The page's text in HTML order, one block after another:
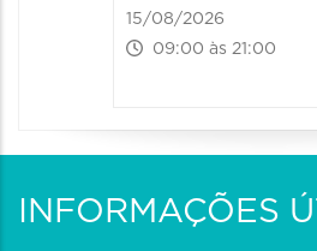
15/08/2026
09:00 às 21:00
INFORMAÇÕES